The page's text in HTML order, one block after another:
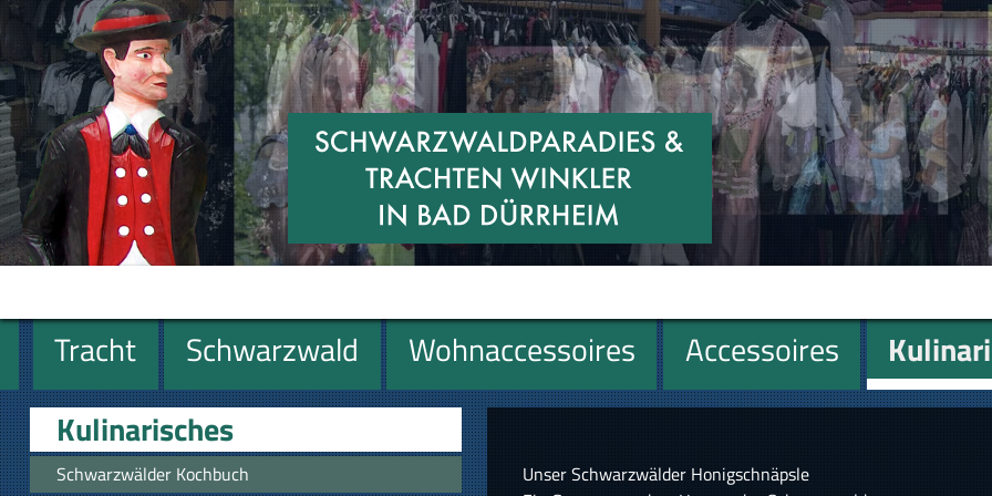
Tracht Schwarzwald Wohnaccessoires Accessoires
Miniaturen
Geschenke
Kulinarisches
Schwarzwälder Kochbuch
Unser Schwarzwälder Honigschnäpsle